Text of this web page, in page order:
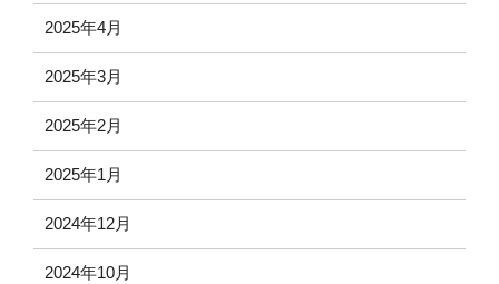
2025年4月
2025年3月
2025年2月
2025年1月
2024年12月
2024年10月